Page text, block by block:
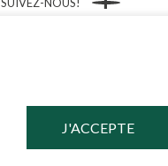
Facebook